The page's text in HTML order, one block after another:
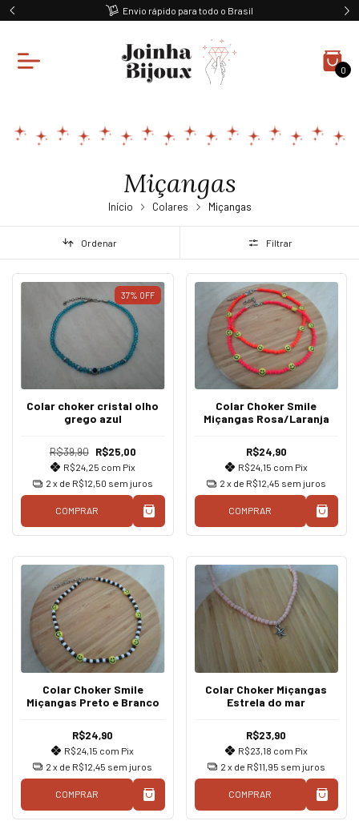
Envio rápido para todo o Brasil
0
Miçangas
Início Colares Miçangas
Ordenar Filtrar
37% OFF
Colar choker cristal olho
grego azul
R$39,90 R$25,00
R$24,25 com Pix
2 x de R$12,50 sem juros
COMPRAR
Colar Choker Smile
Miçangas Rosa/Laranja
R$24,90
R$24,15 com Pix
2 x de R$12,45 sem juros
COMPRAR
Colar Choker Smile
Miçangas Preto e Branco
R$24,90
R$24,15 com Pix
2 x de R$12,45 sem juros
COMPRAR
Colar Choker Miçangas
Estrela do mar
R$23,90
R$23,18 com Pix
2 x de R$11,95 sem juros
COMPRAR